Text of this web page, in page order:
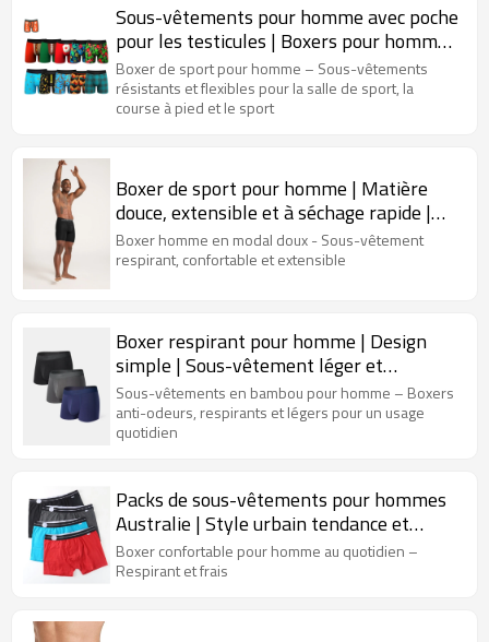
Sous-vêtements pour homme avec poche
pour les testicules | Boxers pour homme
avec braguette | Boxers en modal avec
poche
Boxer de sport pour homme – Sous-vêtements
résistants et flexibles pour la salle de sport, la
course à pied et le sport
Boxer de sport pour homme | Matière
douce, extensible et à séchage rapide |
Sous-vêtements pour homme sur mesure
Boxer homme en modal doux - Sous-vêtement
respirant, confortable et extensible
Boxer respirant pour homme | Design
simple | Sous-vêtement léger et
évacuant l'humidité
Sous-vêtements en bambou pour homme – Boxers
anti-odeurs, respirants et légers pour un usage
quotidien
Packs de sous-vêtements pour hommes
Australie | Style urbain tendance et
abordable | Boxers confortables pour
hommes
Boxer confortable pour homme au quotidien –
Respirant et frais